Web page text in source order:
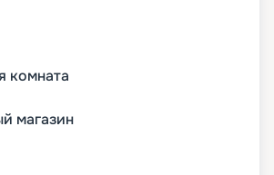
комната
магазин